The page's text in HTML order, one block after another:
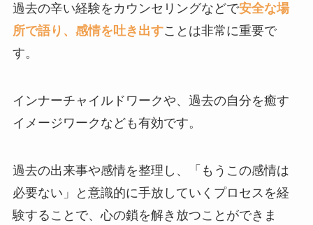
過去の辛い経験をカウンセリングなどで安全な場
所で語り、感情を吐き出すことは非常に重要で
す。
インナーチャイルドワークや、過去の自分を癒す
イメージワークなども有効です。
過去の出来事や感情を整理し、「もうこの感情は
必要ない」と意識的に手放していくプロセスを経
験することで、心の鎖を解き放つことができま